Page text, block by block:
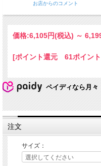
お店からのコメント
価格:6,105円(税込) ～
[ポイント還元 61ポイン
ペイディなら月々
注文
サイズ：